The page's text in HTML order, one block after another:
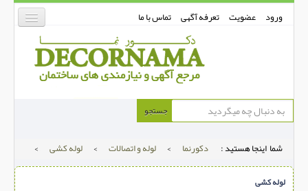
ورود عضویت تعرفه آگهی تماس با ما
دکورنما
دیوارپوش
دکوراسیون داخلی
جستجو
شما اینجا هستید : دکورنما > لوله و اتصالات > لوله کشی >
لوله کشی